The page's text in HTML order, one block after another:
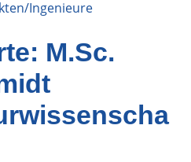
Ingenieure
M.Sc.